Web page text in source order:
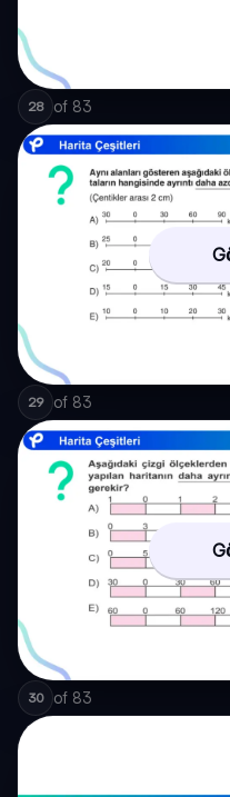
28 of 83
29 of 83
30 of 83